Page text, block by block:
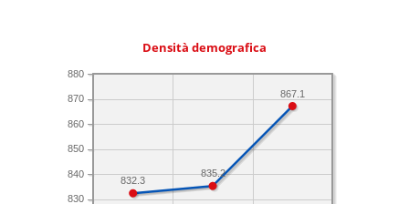
Densità demografica
830
840
850
860
870
880
867.1
835.2
832.3